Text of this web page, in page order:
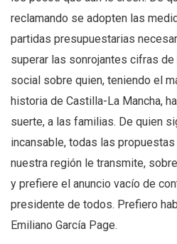
reclamando se adopten las
partidas presupuestarias
superar las sonrojantes cifras
social sobre quien, teniendo el
historia de Castilla-La Mancha,
suerte, a las familias. De quien
incansable, todas las
nuestra región le transmite,
y prefiere el anuncio vacío de
presidente de todos. Prefiero
Emiliano García Page.